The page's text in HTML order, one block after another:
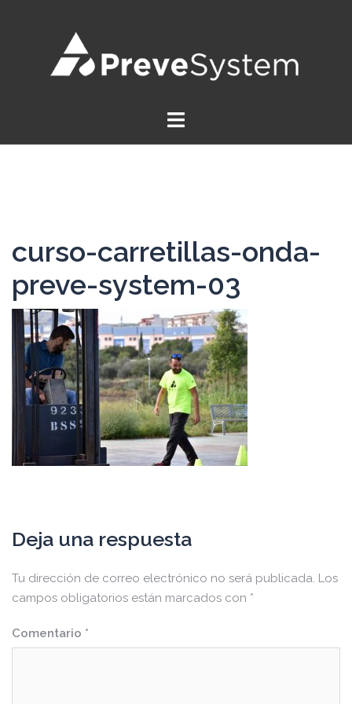
curso-carretillas-onda-
preve-system-03
Deja una respuesta
Tu dirección de correo electrónico no será publicada. Los
campos obligatorios están marcados con *
Comentario *